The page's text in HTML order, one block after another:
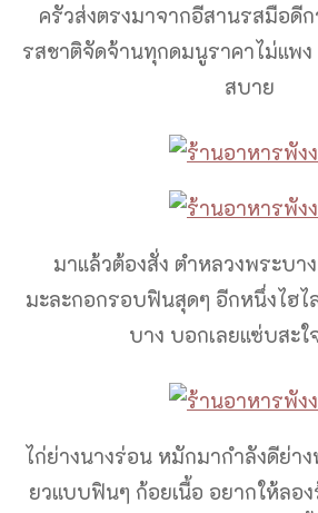
ครัวส่งตรงมาจากอีสานรสมือดี
รสชาติจัดจ้านทุกดมนูราคาไม่แพ
สบาย
มาแล้วต้องสั่ง ตำหลวงพระบา
มะละกอกรอบฟินสุดๆ อีกหนึ่งไฮ
บาง บอกเลยแซ่บสะใ
ไก่ย่างนางร่อน หมักมากำลังดีย่า
ยวแบบฟินๆ ก้อยเนื้อ อยากให้ลอ